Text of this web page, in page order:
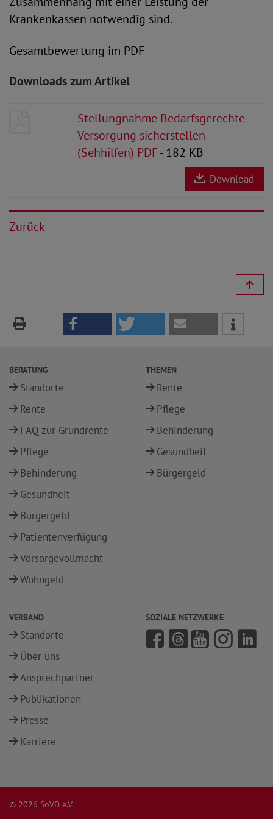
Krankenkassen notwendig sind.
Gesamtbewertung im PDF
Downloads zum Artikel
Stellungnahme Bedarfsgerechte
Versorgung sicherstellen
(Sehhilfen) PDF- 182 KB
Download
Zurück
BERATUNG
Standorte
Rente
FAQ zur Grundrente
Pflege
Behinderung
Gesundheit
Bürgergeld
Patientenverfügung
Vorsorgevollmacht
Wohngeld
THEMEN
Rente
Pflege
Behinderung
Gesundheit
Bürgergeld
VERBAND
Standorte
Über uns
Ansprechpartner
Publikationen
Presse
Karriere
SOZIALE NETZWERKE
© 2026 SoVD e.V.